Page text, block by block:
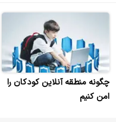
چگونه منطقه آنلاین کودکان را
امن کنیم